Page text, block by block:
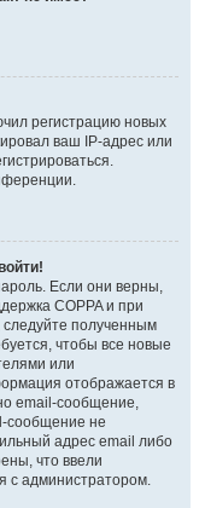
регистрацию новых
ваш IP-адрес или
Если они верны,
COPPA и при
следуйте полученным
чтобы все новые
или
отображается в
email-сообщение,
сообщение не
адрес email либо
что ввели
с администратором.